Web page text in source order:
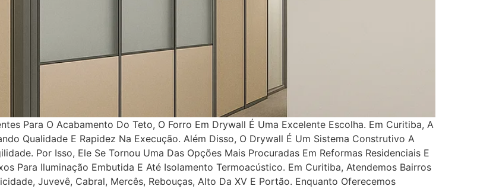
Para O Acabamento Do Teto, O Forro Em Drywall É Uma Excelente Escolha. Em Curitiba, A
Qualidade E Rapidez Na Execução. Além Disso, O Drywall É Um Sistema Construtivo A
Por Isso, Ele Se Tornou Uma Das Opções Mais Procuradas Em Reformas Residenciais E
Para Iluminação Embutida E Até Isolamento Termoacústico. Em Curitiba, Atendemos Bairros
Juvevê, Cabral, Mercês, Rebouças, Alto Da XV E Portão. Enquanto Oferecemos